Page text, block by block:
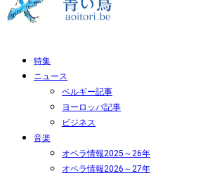
特集
ニュース
ベルギー記事
ヨーロッパ記事
ビジネス
音楽
オペラ情報2025～26年
オペラ情報2026～27年